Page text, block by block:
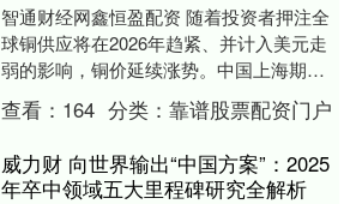
智通财经网鑫恒盈配资 随着投资者押注全
球铜供应将在2026年趋紧、并计入美元走
弱的影响，铜价延续涨势。中国上海期货
交易所铜价上涨2.7%，至每吨98780元人
民....
查看： 164 分类：靠谱股票配资门户
威力财 向世界输出“中国方案”：2025
年卒中领域五大里程碑研究全解析